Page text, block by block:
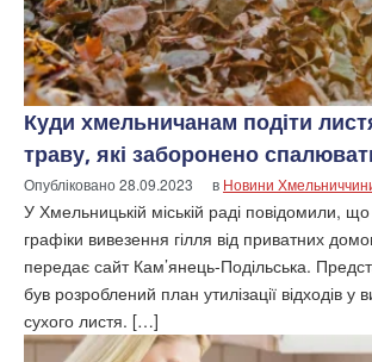
Куди хмельничанам подіти
траву, які заборонено
Опубліковано28.09.2023 в Новини
У Хмельницькій міській раді повідомили,
графіки вивезення гілля від приватних
передає сайт Кам’янець-Подільська.
був розроблений план утилізації відходів у
сухого листя. […]